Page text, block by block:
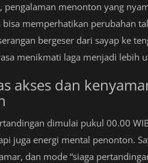
pengalaman menonton yang
bisa memperhatikan perubahan
bergeser dari sayap ke
menikmati laga menjadi lebih
akses dan
dimulai pukul 00.00
juga energi mental penonton.
dan mode “siaga